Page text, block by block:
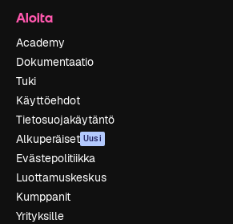
Aloita
Academy
Dokumentaatio
Tuki
Käyttöehdot
Tietosuojakäytäntö
Alkuperäiset Uusi
Evästepolitiikka
Luottamuskeskus
Kumppanit
Yrityksille